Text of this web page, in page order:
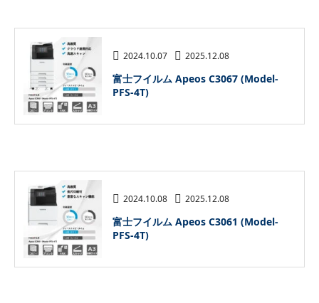
2024.10.07 2025.12.08
富士フイルム Apeos C3067 (Model-
PFS-4T)
2024.10.08 2025.12.08
富士フイルム Apeos C3061 (Model-
PFS-4T)